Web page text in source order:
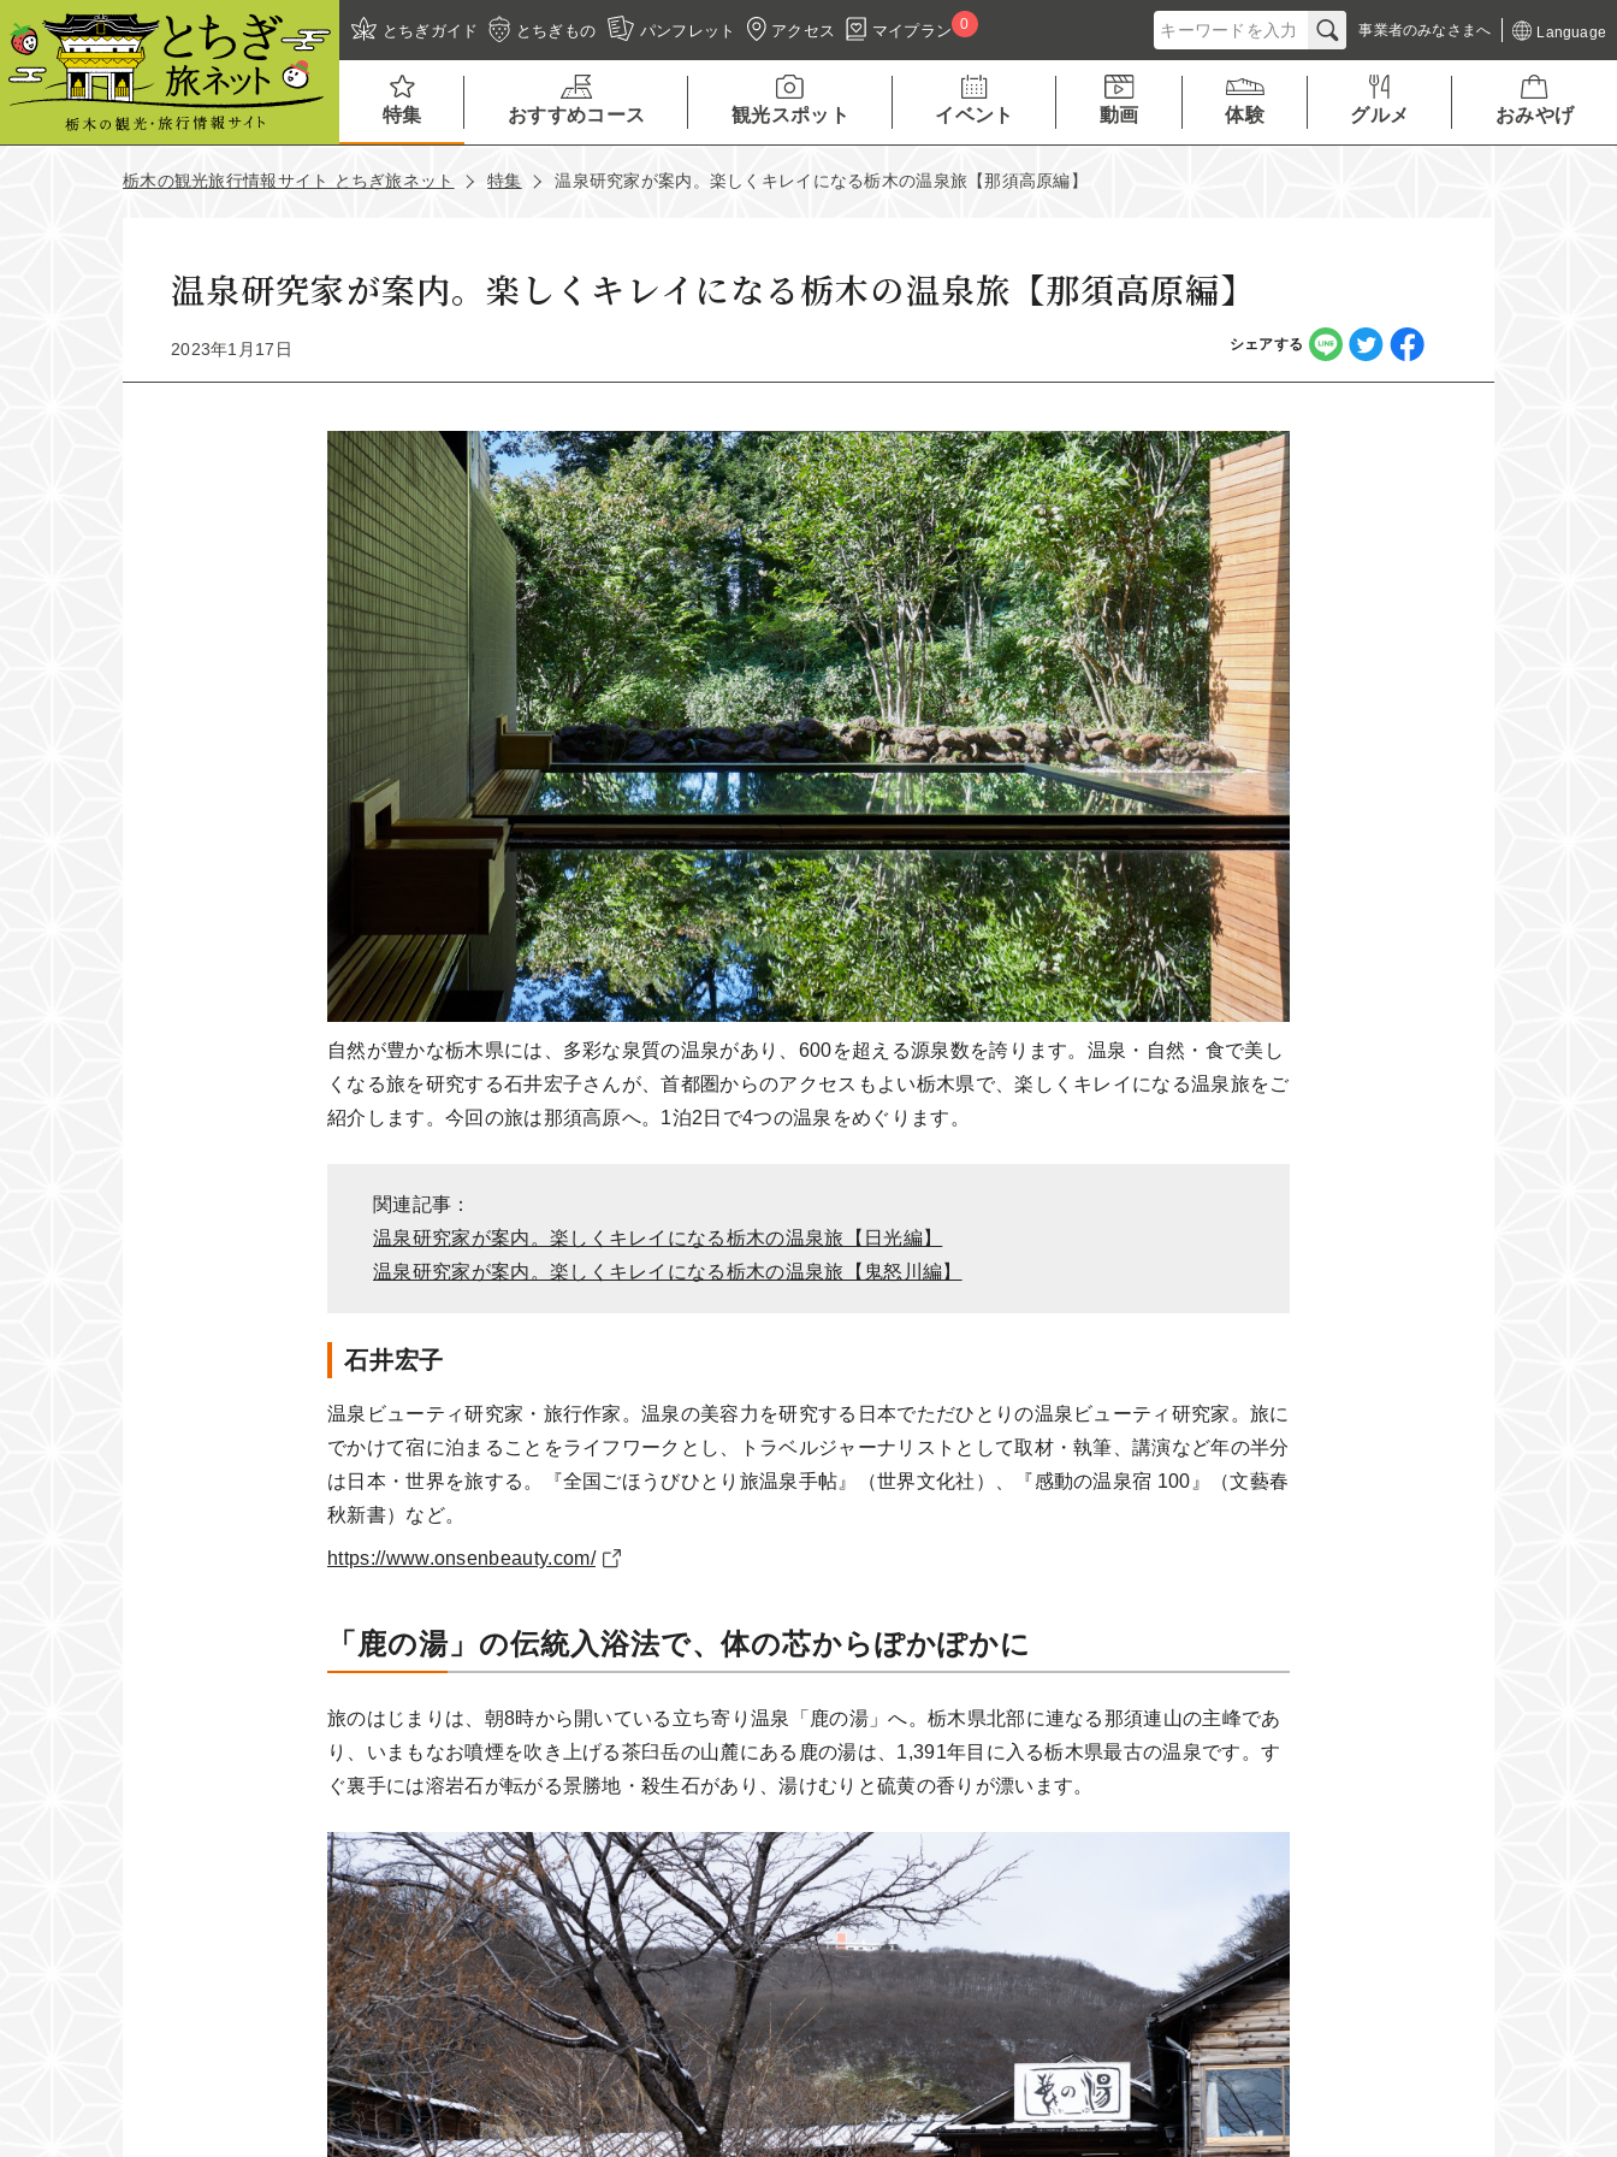
とちぎガイド とちぎもの パンフレット アクセス マイプラン 0 事業者のみなさまへ Language
特集 おすすめコース 観光スポット イベント 動画 体験 グルメ おみやげ
栃木の観光旅行情報サイト とちぎ旅ネット 特集 温泉研究家が案内。楽しくキレイになる栃木の温泉旅【那須高原編】
温泉研究家が案内。楽しくキレイになる栃木の温泉旅【那須高原編】
2023年1月17日 シェアする
自然が豊かな栃木県には、多彩な泉質の温泉があり、600を超える源泉数を誇ります。温泉・自然・食で美し
くなる旅を研究する石井宏子さんが、首都圏からのアクセスもよい栃木県で、楽しくキレイになる温泉旅をご
紹介します。今回の旅は那須高原へ。1泊2日で4つの温泉をめぐります。
関連記事：
温泉研究家が案内。楽しくキレイになる栃木の温泉旅【日光編】
温泉研究家が案内。楽しくキレイになる栃木の温泉旅【鬼怒川編】
石井宏子
温泉ビューティ研究家・旅行作家。温泉の美容力を研究する日本でただひとりの温泉ビューティ研究家。旅に
でかけて宿に泊まることをライフワークとし、トラベルジャーナリストとして取材・執筆、講演など年の半分
は日本・世界を旅する。『全国ごほうびひとり旅温泉手帖』（世界文化社）、『感動の温泉宿 100』（文藝春
秋新書）など。
https://www.onsenbeauty.com/
「鹿の湯」の伝統入浴法で、体の芯からぽかぽかに
旅のはじまりは、朝8時から開いている立ち寄り温泉「鹿の湯」へ。栃木県北部に連なる那須連山の主峰であ
り、いまもなお噴煙を吹き上げる茶臼岳の山麓にある鹿の湯は、1,391年目に入る栃木県最古の温泉です。す
ぐ裏手には溶岩石が転がる景勝地・殺生石があり、湯けむりと硫黄の香りが漂います。